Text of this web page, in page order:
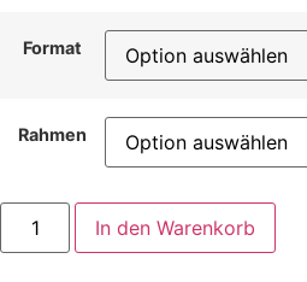
Format
Rahmen
In den Warenkorb